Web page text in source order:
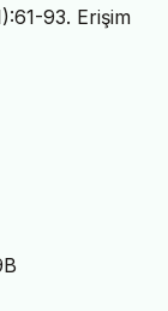
93. Erişim